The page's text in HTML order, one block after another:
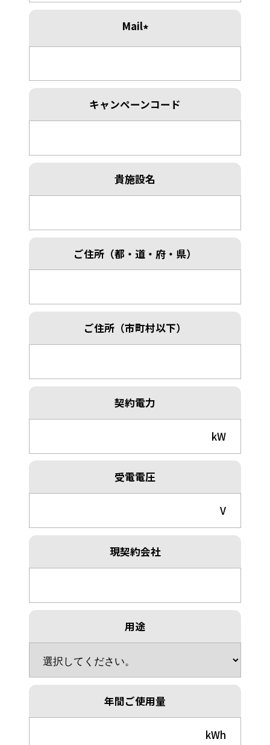
Mail*
キャンペーンコード
貴施設名
ご住所 （都・道・府・県）
ご住所 （市町村以下）
契約電力
kW
受電電圧
V
現契約会社
用途
年間ご使用量
kWh